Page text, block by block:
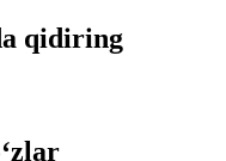
qidiring